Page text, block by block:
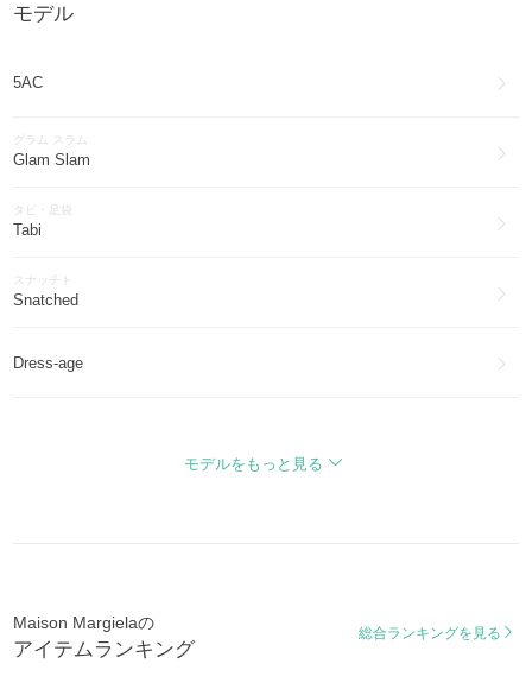
Maison Margiela
Maison Margiela
Maison Margiela
Maison Margiela
アイウェア(62)
Maison Margiela
腕時計(4)
モデル
5AC
グラム スラム
Glam Slam
タビ・足袋
Tabi
スナッチト
Snatched
Dress-age
Evolution
モデルをもっと見る
Maison Margielaの
アイテムランキング
総合ランキングを見る